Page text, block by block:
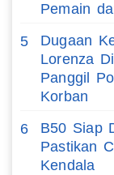
Pemain
5
Dugaan
Lorenza
Panggil
Korban
6
B50 Siap
Pastikan
Kendala